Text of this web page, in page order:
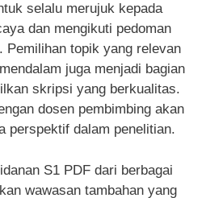
selalu merujuk kepada
dan mengikuti pedoman
Pemilihan topik yang relevan
juga menjadi bagian
skripsi yang berkualitas.
dosen pembimbing akan
perspektif dalam penelitian.
S1 PDF dari berbagai
wawasan tambahan yang